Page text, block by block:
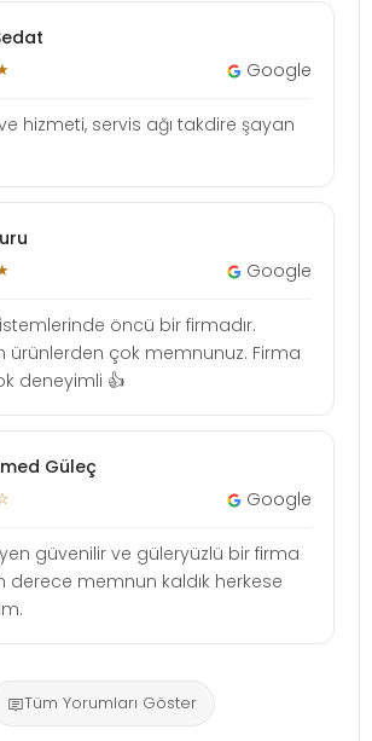
Google
hizmeti, servis ağı takdire şayan
Google
öncü bir firmadır.
ürünlerden çok memnunuz. Firma
deneyimli 👍
Güleç
Google
güvenilir ve güleryüzlü bir firma
derece memnun kaldık herkese
Tüm Yorumları Göster